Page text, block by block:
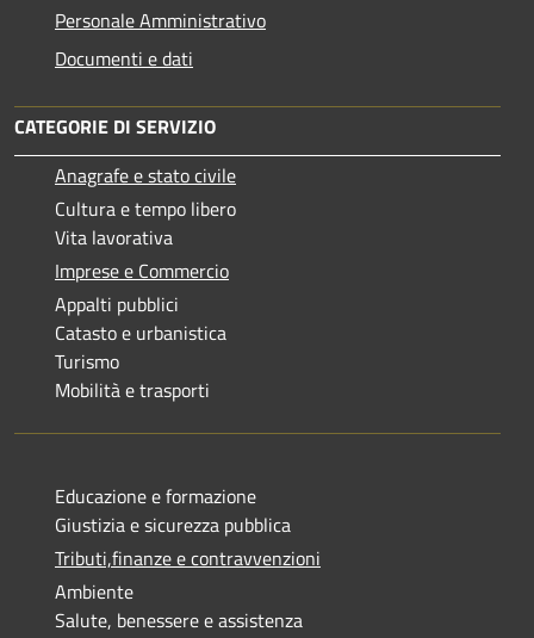
Personale Amministrativo
Documenti e dati
CATEGORIE DI SERVIZIO
Anagrafe e stato civile
Cultura e tempo libero
Vita lavorativa
Imprese e Commercio
Appalti pubblici
Catasto e urbanistica
Turismo
Mobilità e trasporti
Educazione e formazione
Giustizia e sicurezza pubblica
Tributi,finanze e contravvenzioni
Ambiente
Salute, benessere e assistenza